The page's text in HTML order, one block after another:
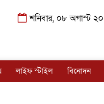
শনিবার, ০৮ অগাস্ট
লাইফ স্টাইল বিনোদন